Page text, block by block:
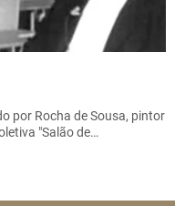
por Rocha de Sousa, pintor
"Salão de…